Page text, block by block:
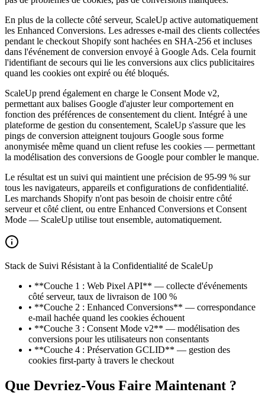
En plus de la collecte côté serveur, ScaleUp active automatiquement
les Enhanced Conversions. Les adresses e-mail des clients collectées
pendant le checkout Shopify sont hachées en SHA-256 et incluses
dans l'événement de conversion envoyé à Google Ads. Cela fournit
l'identifiant de secours qui lie les conversions aux clics publicitaires
quand les cookies ont expiré ou été bloqués.
ScaleUp prend également en charge le Consent Mode v2,
permettant aux balises Google d'ajuster leur comportement en
fonction des préférences de consentement du client. Intégré à une
plateforme de gestion du consentement, ScaleUp s'assure que les
pings de conversion atteignent toujours Google sous forme
anonymisée même quand un client refuse les cookies — permettant
la modélisation des conversions de Google pour combler le manque.
Le résultat est un suivi qui maintient une précision de 95-99 % sur
tous les navigateurs, appareils et configurations de confidentialité.
Les marchands Shopify n'ont pas besoin de choisir entre côté
serveur et côté client, ou entre Enhanced Conversions et Consent
Mode — ScaleUp utilise tout ensemble, automatiquement.
Stack de Suivi Résistant à la Confidentialité de ScaleUp
• **Couche 1 : Web Pixel API** — collecte d'événements
côté serveur, taux de livraison de 100 %
• **Couche 2 : Enhanced Conversions** — correspondance
e-mail hachée quand les cookies échouent
• **Couche 3 : Consent Mode v2** — modélisation des
conversions pour les utilisateurs non consentants
• **Couche 4 : Préservation GCLID** — gestion des
cookies first-party à travers le checkout
Que Devriez-Vous Faire Maintenant ?